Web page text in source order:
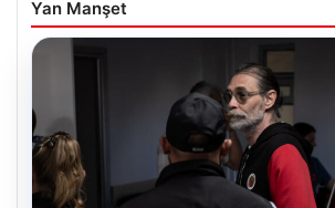
Yan Manşet